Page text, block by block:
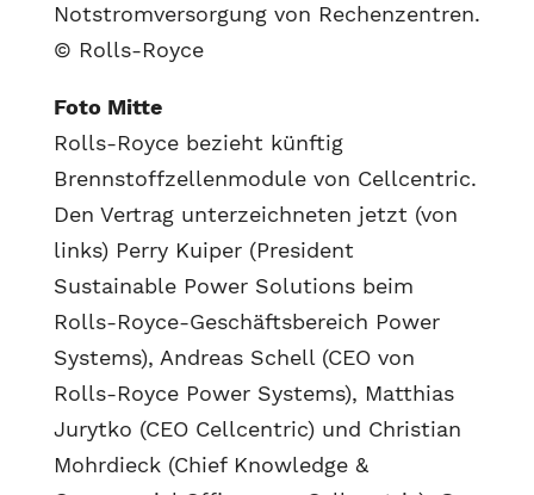
Notstromversorgung von Rechenzentren.
© Rolls-Royce
Foto Mitte
Rolls-Royce bezieht künftig
Brennstoffzellenmodule von Cellcentric.
Den Vertrag unterzeichneten jetzt (von
links) Perry Kuiper (President
Sustainable Power Solutions beim
Rolls-Royce-Geschäftsbereich Power
Systems), Andreas Schell (CEO von
Rolls-Royce Power Systems), Matthias
Jurytko (CEO Cellcentric) und Christian
Mohrdieck (Chief Knowledge &